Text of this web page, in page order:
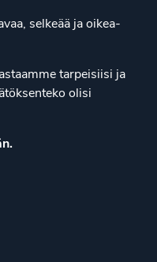
selkeää ja oikea-
tarpeisiisi ja
olisi